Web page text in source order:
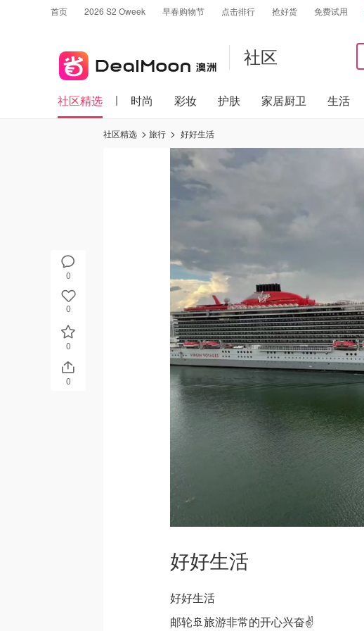
首页 2026 S2 Oweek 早春购物节 点击排行 抢好货 免费试用
社区
社区精选 时尚 彩妆 护肤 家居厨卫 生活
0
0
0
0
社区精选 旅行 好好生活
好好生活
好好生活
邮轮🚢旅游非常的开心兴奋✌️